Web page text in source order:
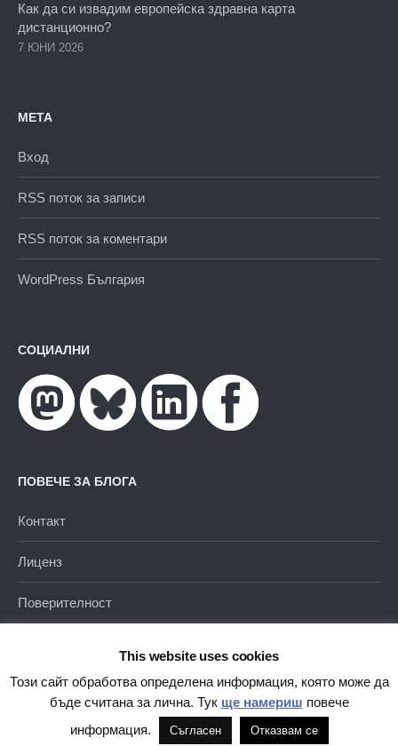
Как да си извадим европейска здравна карта
дистанционно?
7 ЮНИ 2026
МЕТА
Вход
RSS поток за записи
RSS поток за коментари
WordPress България
СОЦИАЛНИ
ПОВЕЧЕ ЗА БЛОГА
Контакт
Лиценз
Поверителност
WordPress | Тема отThemehaus
This website uses cookies
Този сайт обработва определена информация, която може да
бъде считана за лична. Тук ще намериш повече
информация.
Съгласен Отказвам се